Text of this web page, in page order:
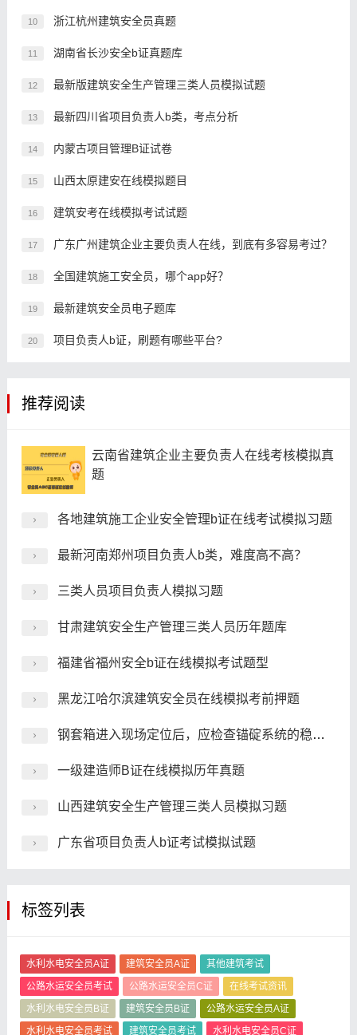
10 浙江杭州建筑安全员真题
11 湖南省长沙安全b证真题库
12 最新版建筑安全生产管理三类人员模拟试题
13 最新四川省项目负责人b类，考点分析
14 内蒙古项目管理B证试卷
15 山西太原建安在线模拟题目
16 建筑安考在线模拟考试试题
17 广东广州建筑企业主要负责人在线，到底有多容易考过？
18 全国建筑施工安全员，哪个app好？
19 最新建筑安全员电子题库
20 项目负责人b证，刷题有哪些平台?
推荐阅读
云南省建筑企业主要负责人在线考核模拟真
题
各地建筑施工企业安全管理b证在线考试模拟习题
最新河南郑州项目负责人b类，难度高不高？
三类人员项目负责人模拟习题
甘肃建筑安全生产管理三类人员历年题库
福建省福州安全b证在线模拟考试题型
黑龙江哈尔滨建筑安全员在线模拟考前押题
钢套箱进入现场定位后，应检查锚碇系统的稳定情况，确认无误后方可进行下步工作。
一级建造师B证在线模拟历年真题
山西建筑安全生产管理三类人员模拟习题
广东省项目负责人b证考试模拟试题
标签列表
水利水电安全员A证 建筑安全员A证
其他建筑考试
公路水运安全员考试
公路水运安全员C证
在线考试资讯
水利水电安全员B证
建筑安全员B证
公路水运安全员A证
水利水电安全员考试
建筑安全员考试 水利水电安全员C证